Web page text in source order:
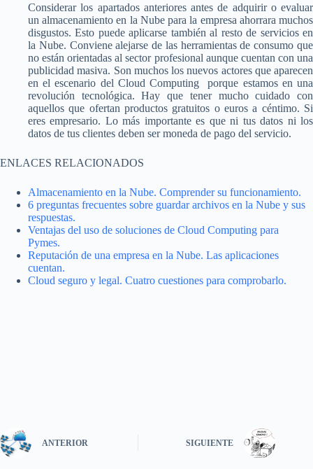
Considerar los apartados anteriores antes de adquirir o evaluar
un almacenamiento en la Nube para la empresa ahorrara muchos
disgustos. Esto puede aplicarse también al resto de servicios en
la Nube. Conviene alejarse de las herramientas de consumo que
no están orientadas al sector profesional aunque cuentan con una
publicidad masiva. Son muchos los nuevos actores que aparecen
en el escenario del Cloud Computing porque estamos en una
revolución tecnológica. Hay que tener mucho cuidado con
aquellos que ofertan productos gratuitos o euros a céntimo. Si
eres empresario. Lo más importante es que ni tus datos ni los
datos de tus clientes deben ser moneda de pago del servicio.
ENLACES RELACIONADOS
Almacenamiento en la Nube. Comprender su funcionamiento.
6 preguntas frecuentes sobre guardar archivos en la Nube y sus
respuestas.
Ventajas del uso de soluciones de Cloud Computing para
Pymes.
Reputación de una empresa en la Nube. Las aplicaciones
cuentan.
Cloud seguro y legal. Cuatro cuestiones para comprobarlo.
ANTERIOR SIGUIENTE